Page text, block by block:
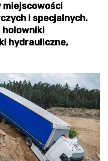
miejscowości
i specjalnych.
holowniki
hydrauliczne,